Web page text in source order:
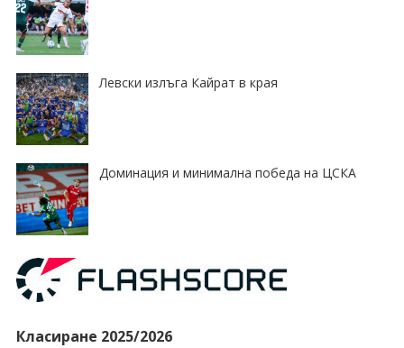
Левски излъга Кайрат в края
Доминация и минимална победа на ЦСКА
Класиране 2025/2026